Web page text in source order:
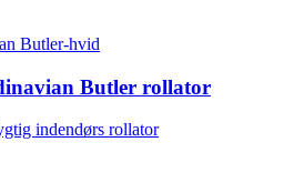
Butler rollator
indendørs rollator